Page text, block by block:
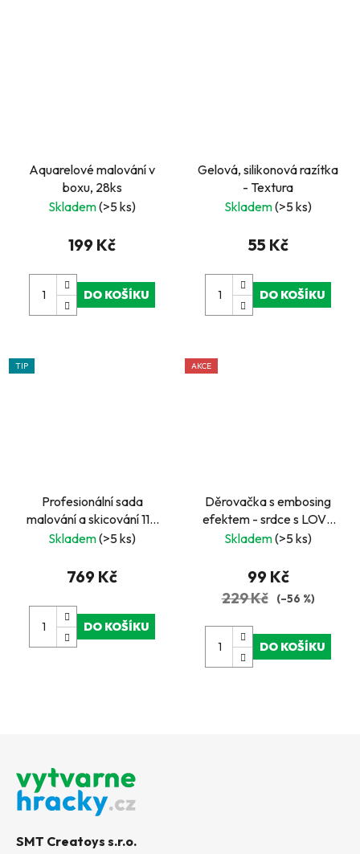
Aquarelové malování v
boxu, 28ks
Skladem(>5 ks)
199 Kč
DO KOŠÍKU
Gelová, silikonová razítka
- Textura
Skladem(>5 ks)
55 Kč
DO KOŠÍKU
TIP
Profesionální sada
malování a skicování 110
ks v kufříku
Skladem(>5 ks)
769 Kč
DO KOŠÍKU
AKCE
Děrovačka s embosing
efektem - srdce s LOVE
2
Skladem(>5 ks)
99 Kč
229 Kč (–56 %)
DO KOŠÍKU
SMT Creatoys s.r.o.